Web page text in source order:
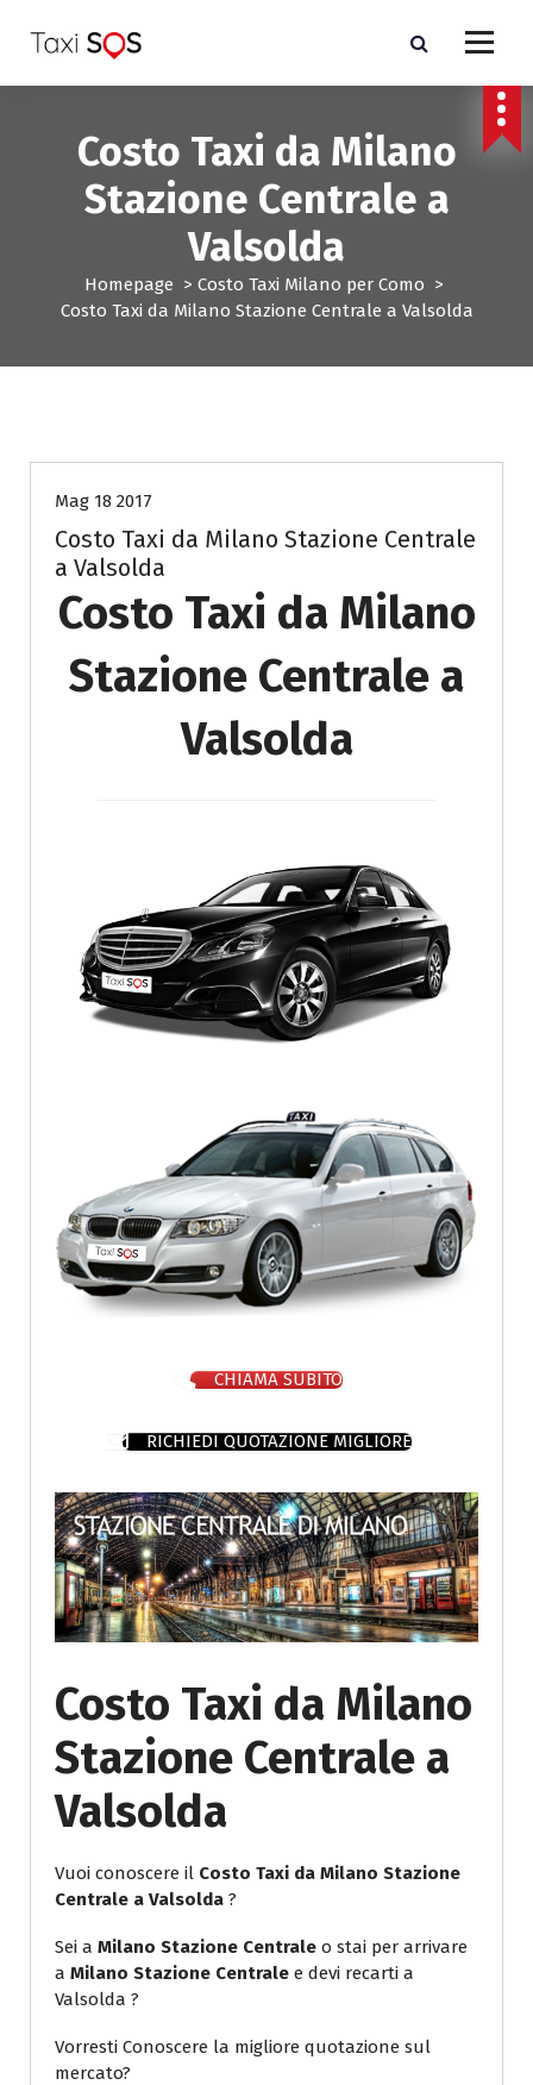
a
Costo Taxi da Milano
Stazione Centrale a
Valsolda
Homepage > Costo Taxi Milano per Como >
Costo Taxi da Milano Stazione Centrale a Valsolda
Mag 18 2017
Costo Taxi da Milano Stazione Centrale
a Valsolda
Costo Taxi da Milano
Stazione Centrale a
Valsolda
CHIAMA SUBITO
RICHIEDI QUOTAZIONE MIGLIORE
Costo Taxi da Milano
Stazione Centrale a
Valsolda
Vuoi conoscere il Costo Taxi da Milano Stazione
Centrale a Valsolda ?
Sei a Milano Stazione Centrale o stai per arrivare
a Milano Stazione Centrale e devi recarti a
Valsolda ?
Vorresti Conoscere la migliore quotazione sul
mercato?